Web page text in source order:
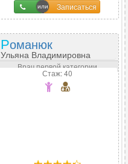
Записаться
Романюк
Ульяна Владимировна
Врач первой категории
Стаж: 40